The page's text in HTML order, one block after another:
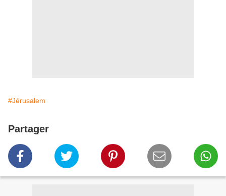
#Jérusalem
Partager